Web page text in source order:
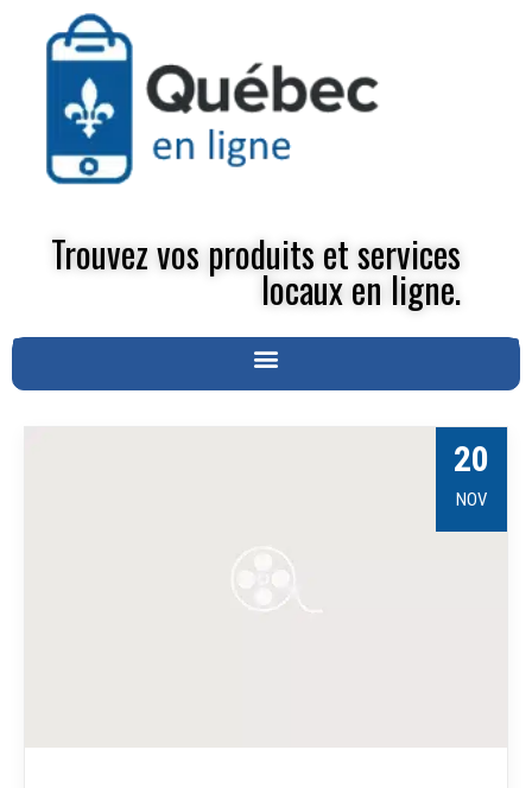
Trouvez vos produits et services
locaux en ligne.
20
NOV